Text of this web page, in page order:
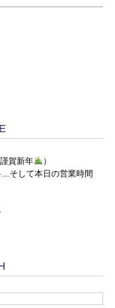
賀新年
）
そして本日の営業時間